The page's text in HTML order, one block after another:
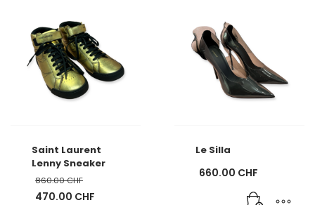
Saint Laurent
Lenny Sneaker
860.00CHF
Ursprünglicher
470.00 CHF
Le Silla
660.00 CHF